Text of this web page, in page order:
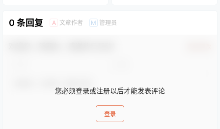
0 条回复 A 文章作者 M 管理员
您必须登录或注册以后才能发表评论
登录